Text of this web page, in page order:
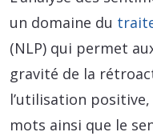
un domaine du
(NLP) qui permet
gravité de la
l’utilisation
mots ainsi que le